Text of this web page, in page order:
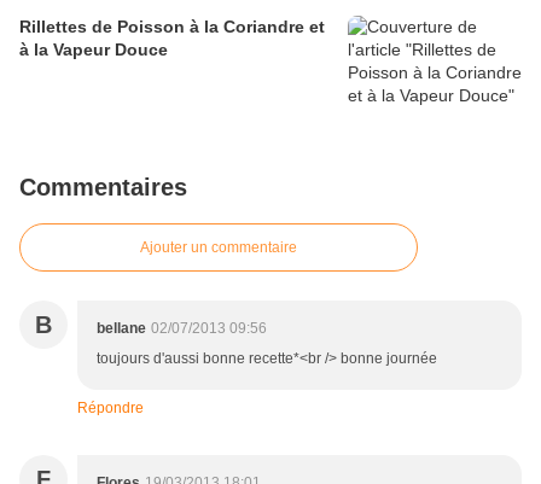
Rillettes de Poisson à la Coriandre et
à la Vapeur Douce
Commentaires
Ajouter un commentaire
B bellane 02/07/2013 09:56
toujours d'aussi bonne recette*<br /> bonne journée
Répondre